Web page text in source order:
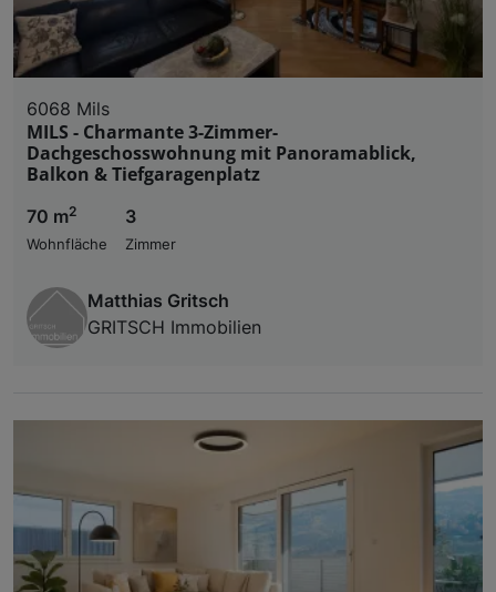
6068 Mils
MILS - Charmante 3-Zimmer-
Dachgeschosswohnung mit Panoramablick,
Balkon & Tiefgaragenplatz
70 m2
Wohnfläche
3
Zimmer
Matthias Gritsch
GRITSCH Immobilien